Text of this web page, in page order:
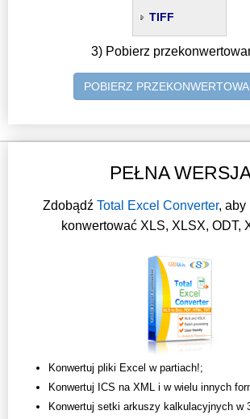
TIFF
3) Pobierz
POBIERZ
PEŁNA
Zdobądź Total Excel Converter, aby
konwertować XLS, XLSX, ODT,
Konwertuj pliki Excel w partiach!;
Konwertuj ICS na XML i w wielu innych
Konwertuj setki arkuszy kalkulacyjnych w